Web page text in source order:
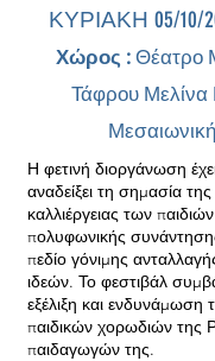
ΚΥΡΙΑΚΗ 05/10/
Χώρος : Θέατρο
Τάφρου
Η φετινή διοργάνωση
αναδείξει τη σημασία
καλλιέργειας των
πολυφωνικής
πεδίο γόνιμης
ιδεών. Το φεστιβάλ
εξέλιξη και ενδυνάμωση
παιδικών χορωδιών της
παιδαγωγών της.